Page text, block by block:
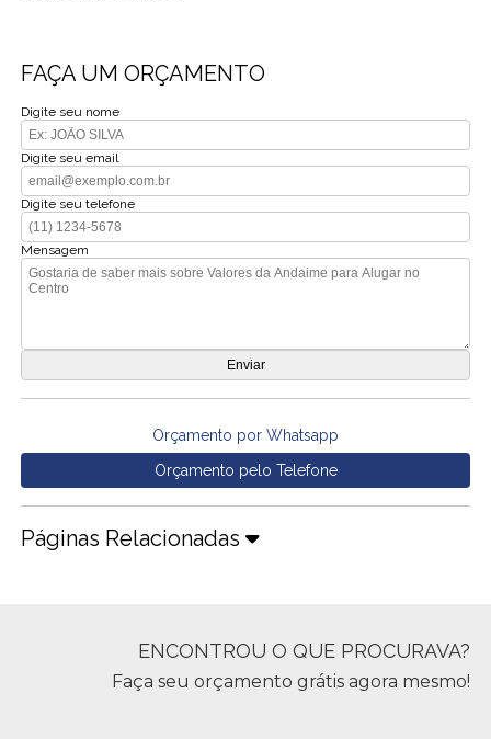
FAÇA UM ORÇAMENTO
Digite seu nome
Digite seu email
Digite seu telefone
Mensagem
Orçamento por Whatsapp
Orçamento pelo Telefone
Páginas Relacionadas
ENCONTROU O QUE PROCURAVA?
Faça seu orçamento grátis agora mesmo!